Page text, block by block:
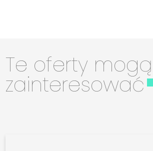
Te oferty
zainteresować